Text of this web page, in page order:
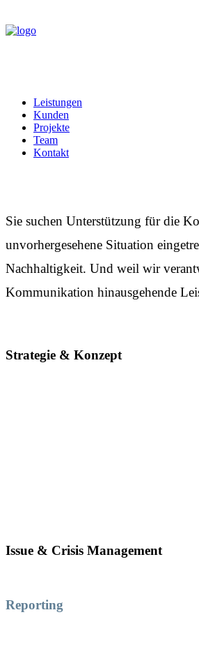
Leistungen
Kunden
Projekte
Team
Kontakt
Sie suchen Unterstützung für die
unvorhergesehene Situation
Nachhaltigkeit. Und weil wir
Kommunikation hinausgehende
Strategie & Konzept
Issue & Crisis Management
Reporting